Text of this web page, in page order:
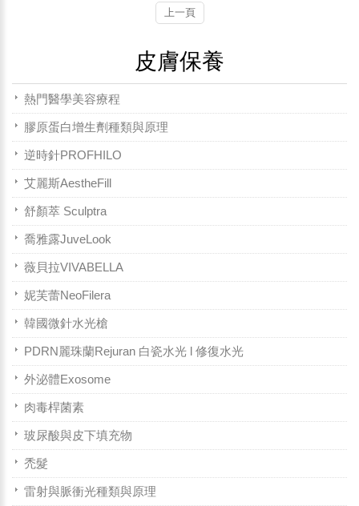
上一頁
皮膚保養
熱門醫學美容療程
膠原蛋白增生劑種類與原理
逆時針PROFHILO
艾麗斯AestheFill
舒顏萃 Sculptra
喬雅露JuveLook
薇貝拉VIVABELLA
妮芙蕾NeoFilera
韓國微針水光槍
PDRN麗珠蘭Rejuran 白瓷水光 l 修復水光
外泌體Exosome
肉毒桿菌素
玻尿酸與皮下填充物
禿髮
雷射與脈衝光種類與原理